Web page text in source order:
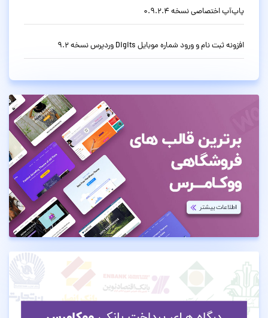
پاپ‌آپ اختصاصی نسخه 0.9.2.4
افزونه ثبت نام و ورود شماره موبایل Digits وردپرس نسخه 9.2